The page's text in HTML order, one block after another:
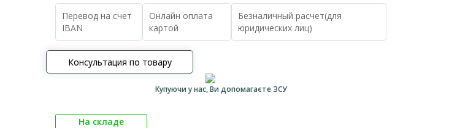
Перевод на счет
IBAN
Онлайн оплата
картой
Безналичный расчет(для
юридических лиц)
Консультация по товару
Купуючи у нас, Ви допомагаєте ЗСУ
На складе